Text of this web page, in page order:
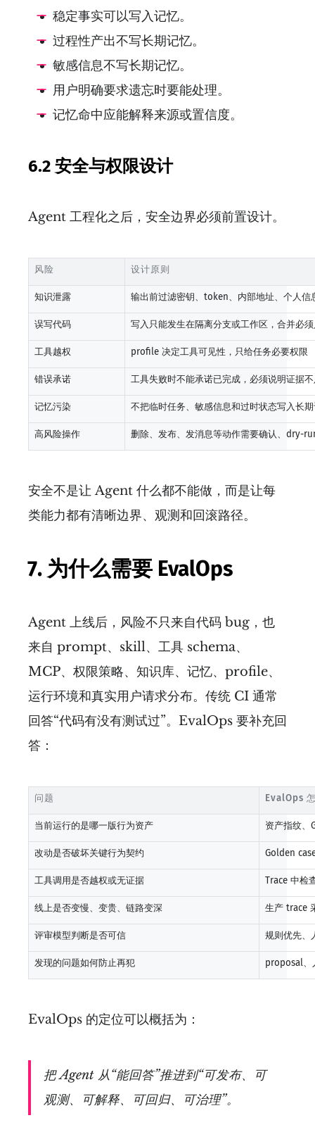
稳定事实可以写入记忆。
过程性产出不写长期记忆。
敏感信息不写长期记忆。
用户明确要求遗忘时要能处理。
记忆命中应能解释来源或置信度。
6.2 安全与权限设计
Agent 工程化之后，安全边界必须前置设计。
风险 设计原则
知识泄露 输出前过滤密钥、token、内部地址、个人信
误写代码 写入只能发生在隔离分支或工作区，合并必
工具越权 profile 决定工具可见性，只给任务必要权限
错误承诺 工具失败时不能承诺已完成，必须说明证据
记忆污染 不把临时任务、敏感信息和过时状态写入长
高风险操作 删除、发布、发消息等动作需要确认、dry-
安全不是让 Agent 什么都不能做，而是让每
类能力都有清晰边界、观测和回滚路径。
7. 为什么需要 EvalOps
Agent 上线后，风险不只来自代码 bug，也
来自 prompt、skill、工具 schema、
MCP、权限策略、知识库、记忆、profile、
运行环境和真实用户请求分布。传统 CI 通常
回答“代码有没有测试过”。EvalOps 要补充回
答：
问题 EvalOps
当前运行的是哪一版行为资产 资产指纹、
改动是否破坏关键行为契约 Golden
工具调用是否越权或无证据 Trace 中检
线上是否变慢、变贵、链路变深 生产 trace
评审模型判断是否可信 规则优先、
发现的问题如何防止再犯 proposal、
EvalOps 的定位可以概括为：
把 Agent 从“能回答”推进到“可发布、可
观测、可解释、可回归、可治理”。